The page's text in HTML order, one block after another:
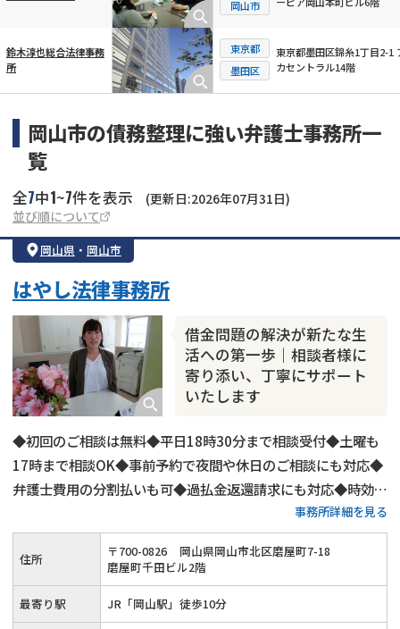
岡山市
鈴木淳也総合法律事務
所
東京都
墨田区
東京都墨田区錦糸1丁目2-1
カセントラル14階
岡山市の債務整理に強い弁護士事務所一
覧
全7中1~7件を表示
(更新日:2026年07月31日)
並び順について
岡山県 ・ 岡山市
借金問題の解決が新たな生
活への第一歩｜相談者様に
寄り添い、丁寧にサポート
いたします
はやし法律事務所
◆初回のご相談は無料◆平日18時30分まで相談受付◆土曜も
17時まで相談OK◆事前予約で夜間や休日のご相談にも対応◆
弁護士費用の分割払いも可◆過払金返還請求にも対応◆時効の
援用手続きも承ります◆JR「岡山駅」から徒歩10分◆岡山電
気軌道「郵便局前」から徒歩2分
事務所詳細を見る
住所 〒700-0826
岡山県岡山市北区磨屋町7-18
磨屋町千田ビル2階
最寄り駅 JR「岡山駅」徒歩10分